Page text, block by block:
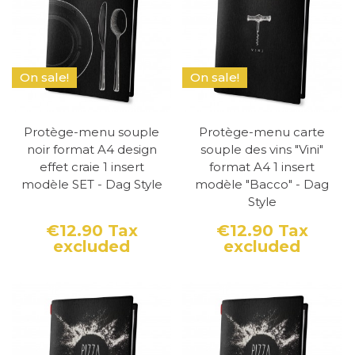
On sale!
Protège-menu souple
noir format A4 design
effet craie 1 insert
modèle SET - Dag Style
Price
€12.90 Tax
excluded
On sale!
Protège-menu carte
souple des vins "Vini"
format A4 1 insert
modèle "Bacco" - Dag
Style
Price
€12.90 Tax
excluded